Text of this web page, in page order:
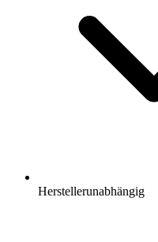
Herstellerunabhängig